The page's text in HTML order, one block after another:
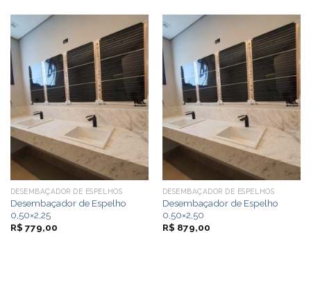
DESEMBAÇADOR DE ESPELHOS
Desembaçador de Espelho
0,50×2,25
R$ 779,00
DESEMBAÇADOR DE ESPELHOS
Desembaçador de Espelho
0,50×2,50
R$ 879,00